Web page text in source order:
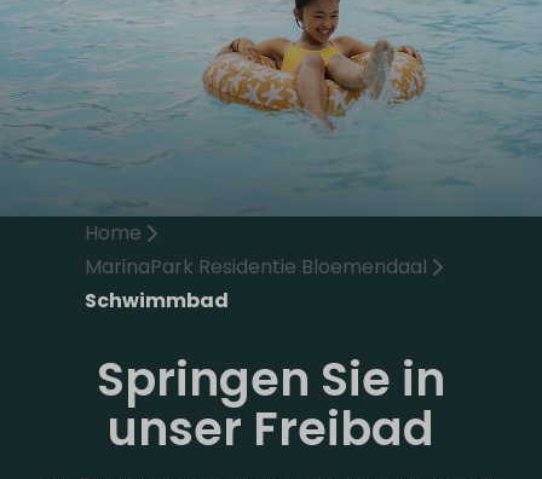
Home
MarinaPark Residentie Bloemendaal
Schwimmbad
Springen Sie in
unser Freibad